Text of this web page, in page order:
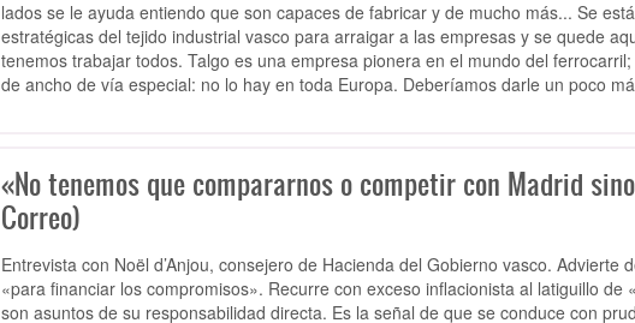
lados se le ayuda entiendo que son capaces de fabricar y de mucho más... Se
estratégicas del tejido industrial vasco para arraigar a las empresas y se quede
tenemos trabajar todos. Talgo es una empresa pionera en el mundo del
de ancho de vía especial: no lo hay en toda Europa. Deberíamos darle un poco
«No tenemos que compararnos o competir con Madrid
Correo)
Entrevista con Noël d’Anjou, consejero de Hacienda del Gobierno vasco. Advierte
«para financiar los compromisos». Recurre con exceso inflacionista al latiguillo
son asuntos de su responsabilidad directa. Es la señal de que se conduce con